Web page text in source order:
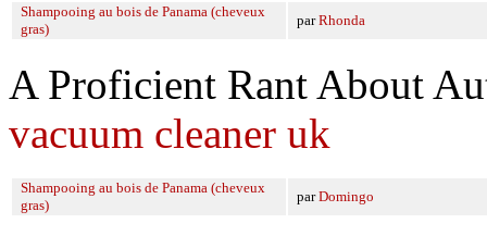
Shampooing au bois de Panama (cheveux
gras)
parRhonda
A Proficient Rant About
vacuum cleaner uk
Shampooing au bois de Panama (cheveux
gras)
parDomingo